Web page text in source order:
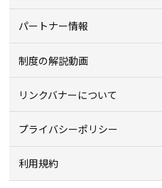
パートナー情報
制度の解説動画
リンクバナーについて
プライバシーポリシー
利用規約